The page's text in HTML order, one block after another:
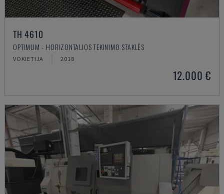
TH 4610
OPTIMUM - HORIZONTALIOS TEKINIMO STAKLĖS
VOKIETIJA 2018
12.000 €